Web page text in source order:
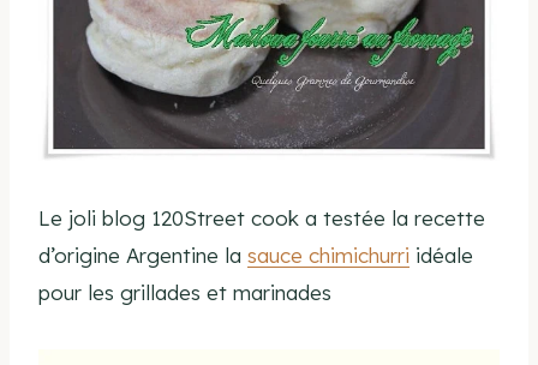
Le joli blog 120Street cook a testée la recette
d’origine Argentine la sauce chimichurri idéale
pour les grillades et marinades